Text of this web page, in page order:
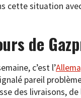
cette situation
de
c’est l’
pareil
des livraisons, de